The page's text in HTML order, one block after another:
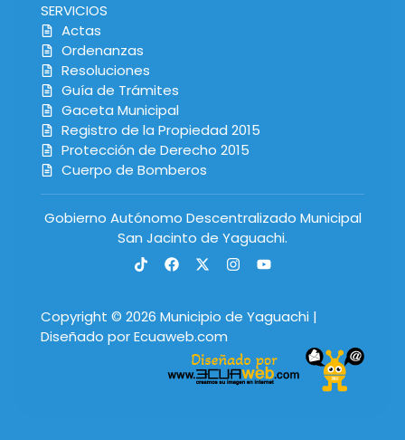
SERVICIOS
Actas
Ordenanzas
Resoluciones
Guía de Trámites
Gaceta Municipal
Registro de la Propiedad 2015
Protección de Derecho 2015
Cuerpo de Bomberos
Gobierno Autónomo Descentralizado Municipal
San Jacinto de Yaguachi.
Copyright © 2026 Municipio de Yaguachi |
Diseñado por Ecuaweb.com